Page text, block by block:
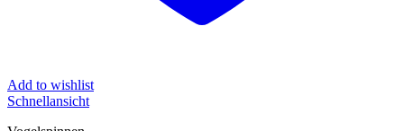
Add to wishlist
Schnellansicht